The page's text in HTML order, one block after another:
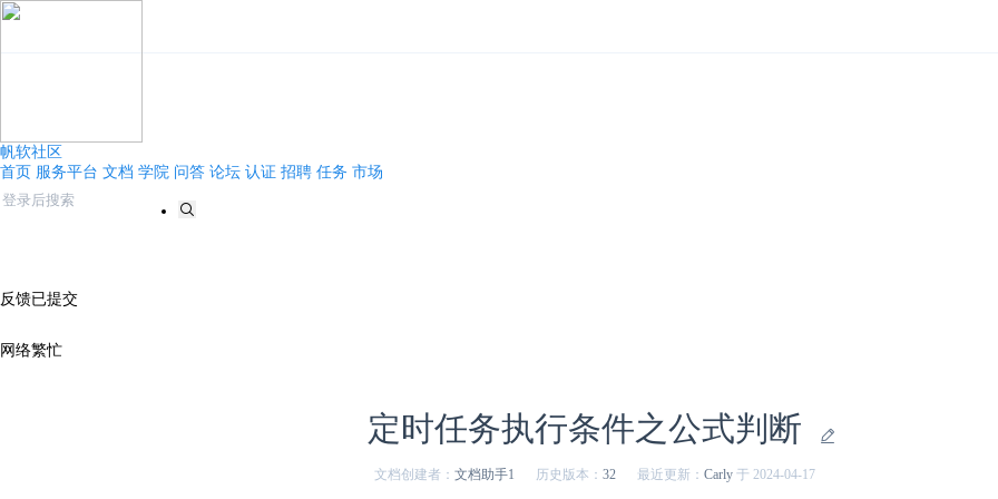
帆软社区
首页 服务平台 文档 学院 问答 论坛 认证 招聘 任务 市场
反馈已提交
网络繁忙
定时任务执行条件之公式判断
文档创建者： 文档助手1 历史版本： 32 最近更新： Carly 于 2024-04-17